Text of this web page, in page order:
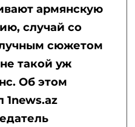
армянскую
случай со
сюжетом
такой уж
Об этом
1news.az